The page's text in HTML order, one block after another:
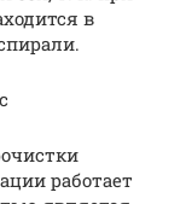
в
работает